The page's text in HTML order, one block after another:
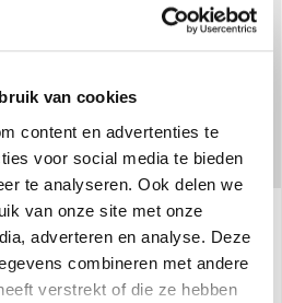
van cookies
content en advertenties te
voor social media te bieden
te analyseren. Ook delen we
van onze site met onze
adverteren en analyse. Deze
combineren met andere
verstrekt of die ze hebben